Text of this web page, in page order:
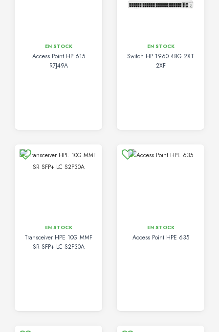
EN STOCK
Access Point HP 615
R7J49A
EN STOCK
Switch HP 1960 48G 2XT
2XF
EN STOCK
Transceiver HPE 10G MMF
SR SFP+ LC S2P30A
EN STOCK
Access Point HPE 635